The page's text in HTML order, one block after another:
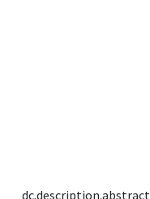
dc.description.abstract